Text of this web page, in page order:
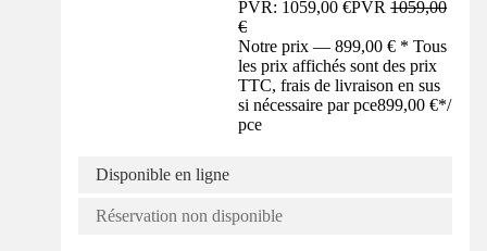
PVR: 1059,00 €PVR1059,00
€
Notre prix — 899,00 € * Tous
les prix affichés sont des prix
TTC, frais de livraison en sus
si nécessaire par pce899,00 €*/
pce
Disponible en ligne
Réservation non disponible